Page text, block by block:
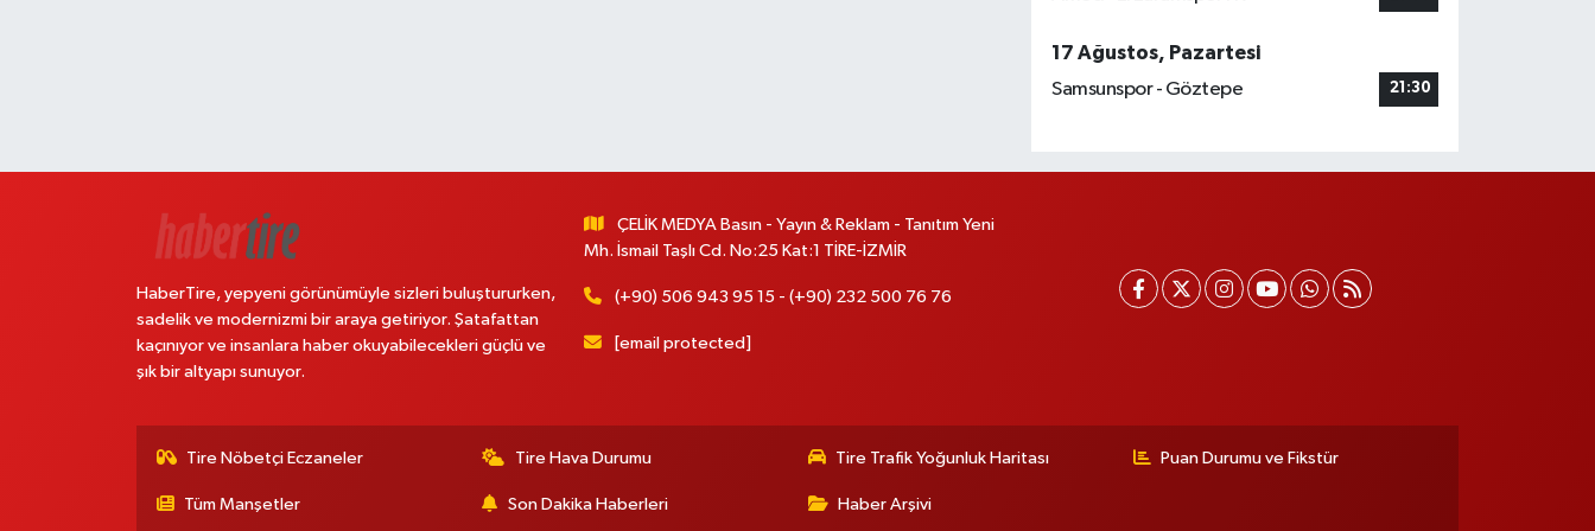
17 Ağustos, Pazartesi
Samsunspor - Göztepe
21:30
HaberTire, yepyeni görünümüyle sizleri buluştururken,
sadelik ve modernizmi bir araya getiriyor. Şatafattan
kaçınıyor ve insanlara haber okuyabilecekleri güçlü ve
şık bir altyapı sunuyor.
ÇELİK MEDYA Basın - Yayın & Reklam - Tanıtım Yeni
Mh. İsmail Taşlı Cd. No:25 Kat:1 TİRE-İZMİR
(+90) 506 943 95 15 - (+90) 232 500 76 76
[email protected]
Tire Nöbetçi Eczaneler Tire Hava Durumu Tire Trafik Yoğunluk Haritası Puan Durumu ve Fikstür
Tüm Manşetler Son Dakika Haberleri Haber Arşivi